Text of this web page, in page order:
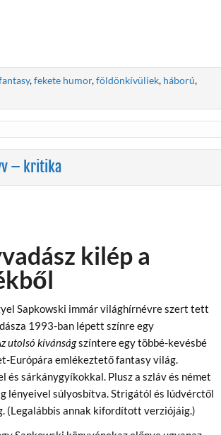
,fekete humor,földönkívüliek, háború,
– kritika
kilép a
Sapkowski immár világhírnévre szert tett
1993-ban lépett színre egy
utolsó kívánságszíntere egy többé-kevésbé
Európára emlékeztető fantasy világ.
és sárkánygyíkokkal. Plusz a szláv és német
lényeivel súlyosbítva. Strigától és lúdvérctől
(Legalábbis annak kifordított verziójáig.)